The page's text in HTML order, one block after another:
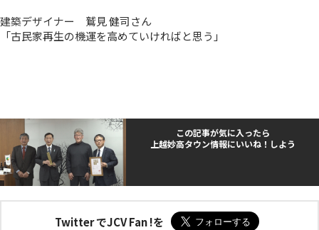
建築デザイナー 鷲見 健司さん
「古民家再生の機運を高めていければと思う」
この記事が気に入ったら
上越妙高タウン情報にいいね！しよう
Twitter でJCV Fan !を